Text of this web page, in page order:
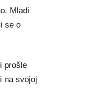
Mladi
se o
prošle
na svojoj